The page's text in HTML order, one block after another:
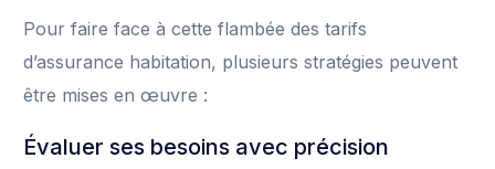
Pour faire face à cette flambée des tarifs
d’assurance habitation, plusieurs stratégies peuvent
être mises en œuvre :
Évaluer ses besoins avec précision